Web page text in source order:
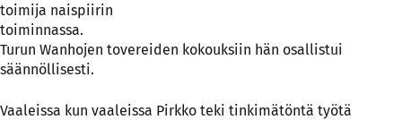
toimija naispiirin
toiminnassa.
Turun Wanhojen tovereiden kokouksiin hän osallistui
säännöllisesti.
Vaaleissa kun vaaleissa Pirkko teki tinkimätöntä työtä